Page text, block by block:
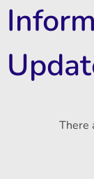
There